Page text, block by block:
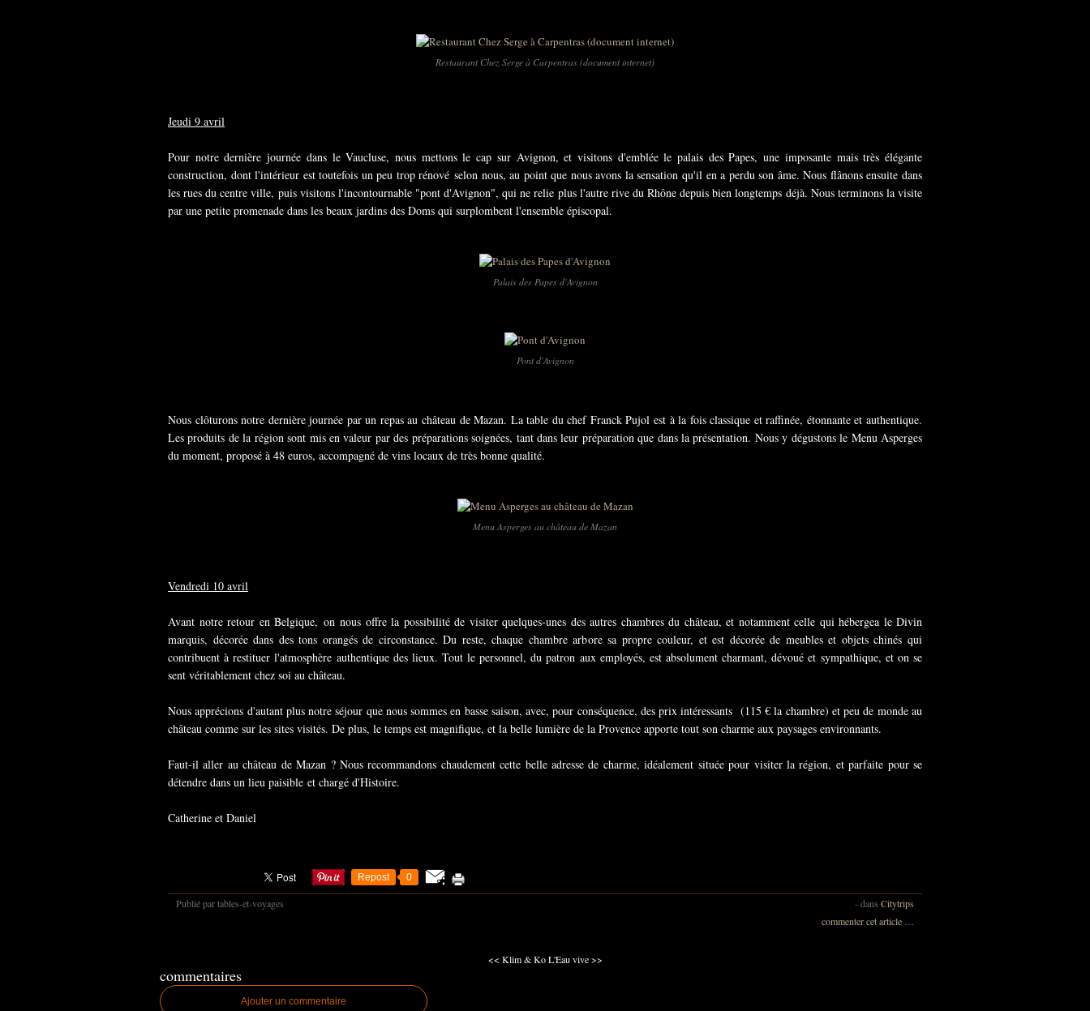
Restaurant Chez Serge à Carpentras (document internet)
Jeudi 9 avril
Pour notre dernière journée dans le Vaucluse, nous mettons le cap sur Avignon, et visitons d'emblée le palais des Papes, une imposante mais très élégante
construction, dont l'intérieur est toutefois un peu trop rénové selon nous, au point que nous avons la sensation qu'il en a perdu son âme. Nous flânons ensuite dans
les rues du centre ville, puis visitons l'incontournable "pont d'Avignon", qui ne relie plus l'autre rive du Rhône depuis bien longtemps déjà. Nous terminons la visite
par une petite promenade dans les beaux jardins des Doms qui surplombent l'ensemble épiscopal.
Palais des Papes d'Avignon
Pont d'Avignon
Nous clôturons notre dernière journée par un repas au château de Mazan. La table du chef Franck Pujol est à la fois classique et raffinée, étonnante et authentique.
Les produits de la région sont mis en valeur par des préparations soignées, tant dans leur préparation que dans la présentation. Nous y dégustons le Menu Asperges
du moment, proposé à 48 euros, accompagné de vins locaux de très bonne qualité.
Menu Asperges au château de Mazan
Vendredi 10 avril
Avant notre retour en Belgique, on nous offre la possibilité de visiter quelques-unes des autres chambres du château, et notamment celle qui hébergea le Divin
marquis, décorée dans des tons orangés de circonstance. Du reste, chaque chambre arbore sa propre couleur, et est décorée de meubles et objets chinés qui
contribuent à restituer l'atmosphère authentique des lieux. Tout le personnel, du patron aux employés, est absolument charmant, dévoué et sympathique, et on se
sent véritablement chez soi au château.
Nous apprécions d'autant plus notre séjour que nous sommes en basse saison, avec, pour conséquence, des prix intéressants (115 € la chambre) et peu de monde au
château comme sur les sites visités. De plus, le temps est magnifique, et la belle lumière de la Provence apporte tout son charme aux paysages environnants.
Faut-il aller au château de Mazan ? Nous recommandons chaudement cette belle adresse de charme, idéalement située pour visiter la région, et parfaite pour se
détendre dans un lieu paisible et chargé d'Histoire.
Catherine et Daniel
Repost 0
Publié par tables-et-voyages -dans Citytrips
commenter cet article …
<< Klim & Ko L'Eau vive >>
commentaires
Ajouter un commentaire